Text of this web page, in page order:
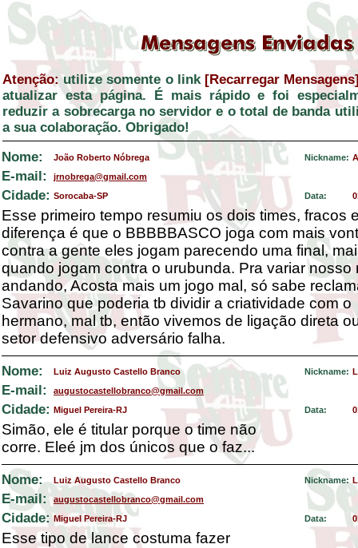
Atenção: utilize somente o link [Recarregar
atualizar esta página. É mais rápido e foi
reduzir a sobrecarga no servidor e o total de banda
a sua colaboração. Obrigado!
Nome:
João Roberto Nóbrega Nickname:
E-mail: jrnobrega@gmail.com
Cidade: Sorocaba-SP Data:
Esse primeiro tempo resumiu os dois times, fracos
diferença é que o BBBBBASCO joga com mais
contra a gente eles jogam parecendo uma final,
quando jogam contra o urubunda. Pra variar nosso
andando, Acosta mais um jogo mal, só sabe
Savarino que poderia tb dividir a criatividade com o
hermano, mal tb, então vivemos de ligação direta
setor defensivo adversário falha.
Nome: Luiz Augusto Castello Branco Nickname:
E-mail: augustocastellobranco@gmail.com
Cidade: Miguel Pereira-RJ Data:
Simão, ele é titular porque o time não
corre. Eleé jm dos únicos que o faz...
Nome: Luiz Augusto Castello Branco Nickname:
E-mail: augustocastellobranco@gmail.com
Cidade: Miguel Pereira-RJ Data:
Esse tipo de lance costuma fazer